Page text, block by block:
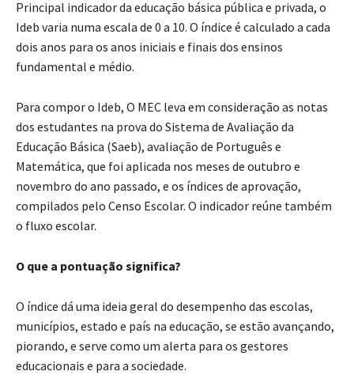
Principal indicador da educação básica pública e privada, o
Ideb varia numa escala de 0 a 10. O índice é calculado a cada
dois anos para os anos iniciais e finais dos ensinos
fundamental e médio.
Para compor o Ideb, O MEC leva em consideração as notas
dos estudantes na prova do Sistema de Avaliação da
Educação Básica (Saeb), avaliação de Português e
Matemática, que foi aplicada nos meses de outubro e
novembro do ano passado, e os índices de aprovação,
compilados pelo Censo Escolar. O indicador reúne também
o fluxo escolar.
O que a pontuação significa?
O índice dá uma ideia geral do desempenho das escolas,
municípios, estado e país na educação, se estão avançando,
piorando, e serve como um alerta para os gestores
educacionais e para a sociedade.